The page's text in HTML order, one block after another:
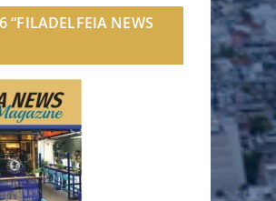
NEWS